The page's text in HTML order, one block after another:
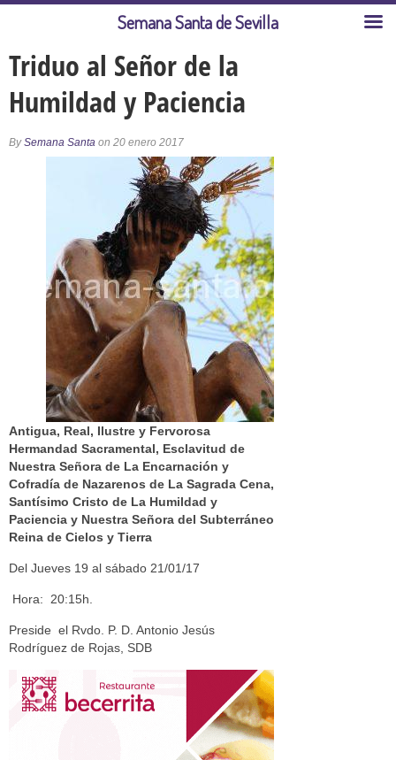
Triduo al Señor de la
Humildad y Paciencia
BySemana Santa on 20 enero 2017
Antigua, Real, Ilustre y Fervorosa
Hermandad Sacramental, Esclavitud de
Nuestra Señora de La Encarnación y
Cofradía de Nazarenos de La Sagrada Cena,
Santísimo Cristo de La Humildad y
Paciencia y Nuestra Señora del Subterráneo
Reina de Cielos y Tierra
Del Jueves 19 al sábado 21/01/17
Hora: 20:15h.
Preside el Rvdo. P. D. Antonio Jesús
Rodríguez de Rojas, SDB
Semana Santa de Sevilla